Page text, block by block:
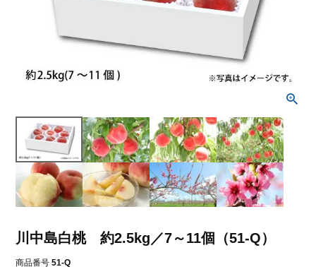
川中島白桃 約2.5kg／7～11個（51-Q）
商品番号 51-Q